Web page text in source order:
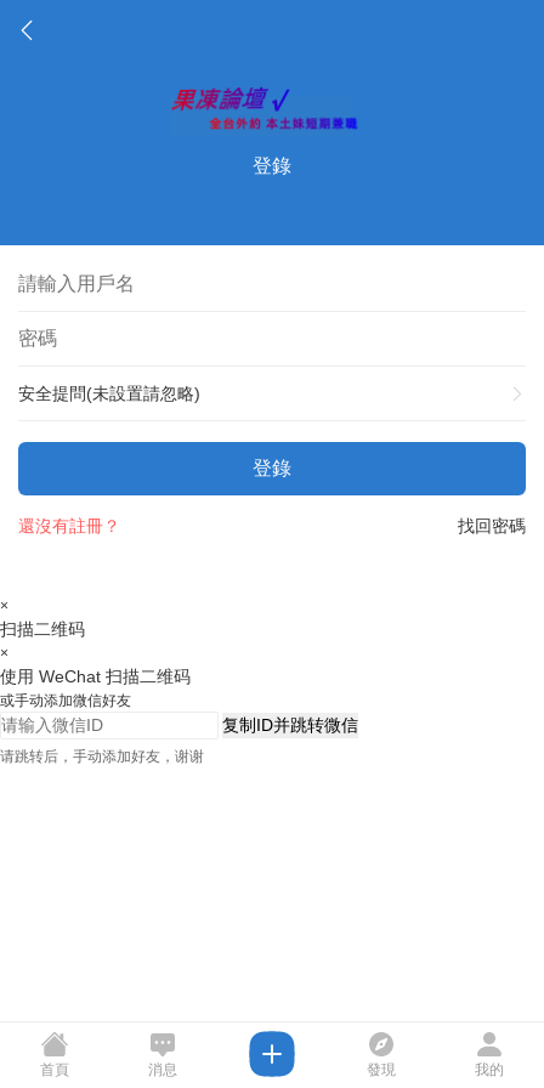
登錄
安全提問(未設置請忽略)
登錄
找回密碼
還沒有註冊？
×
扫描二维码
×
使用 WeChat 扫描二维码
或手动添加微信好友
复制ID并跳转微信
请跳转后，手动添加好友，谢谢
首頁 消息 發現 我的